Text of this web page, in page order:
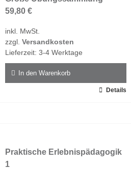
59,80 €
inkl. MwSt.
zzgl. Versandkosten
Lieferzeit: 3-4 Werktage
In den Warenkorb
Details
Praktische Erlebnispädagogik
1